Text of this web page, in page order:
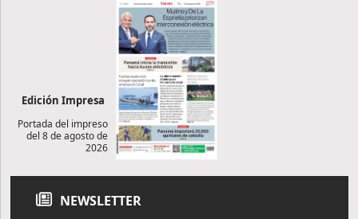
Edición Impresa
Portada del impreso
del 8 de agosto de
2026
NEWSLETTER